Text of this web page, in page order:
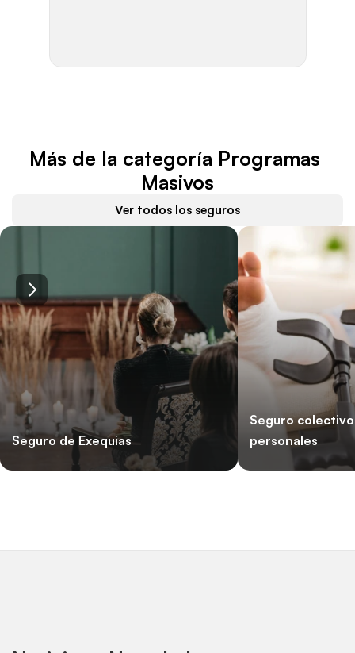
Más de la categoría Programas
Masivos
Ver todos los seguros
Seguro de Exequias
Seguro
personales